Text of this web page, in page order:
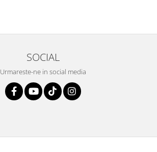
SOCIAL
Urmareste-ne in social media